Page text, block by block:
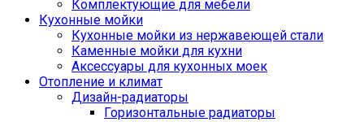
Комплектующие для мебели
Кухонные мойки
Кухонные мойки из нержавеющей стали
Каменные мойки для кухни
Аксессуары для кухонных моек
Отопление и климат
Дизайн-радиаторы
Горизонтальные радиаторы